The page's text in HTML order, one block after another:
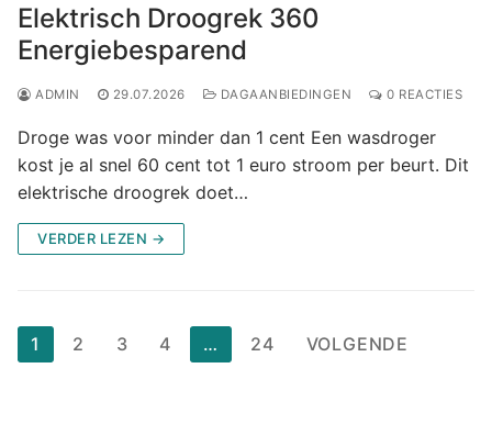
Elektrisch Droogrek 360
Energiebesparend
ADMIN 29.07.2026 DAGAANBIEDINGEN 0 REACTIES
Droge was voor minder dan 1 cent Een wasdroger
kost je al snel 60 cent tot 1 euro stroom per beurt. Dit
elektrische droogrek doet…
VERDER LEZEN →
Berichten
paginering
1 2 3 4 … 24 VOLGENDE